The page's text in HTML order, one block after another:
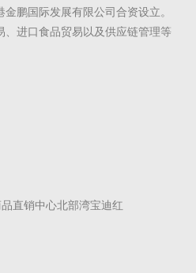
鹏国际发展有限公司合资设立。
、进口食品贸易以及供应链管理等
直销中心北部湾宝迪红